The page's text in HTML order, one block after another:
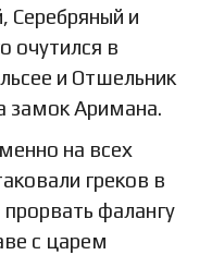
и
очутился в
и Отшельник
замок Аримана.
на всех
греков в
фалангу
с царем